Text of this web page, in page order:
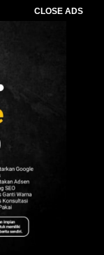
CLOSE ADS